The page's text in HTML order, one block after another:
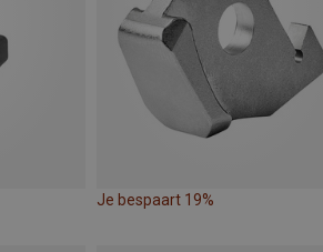
Je bespaart 19%